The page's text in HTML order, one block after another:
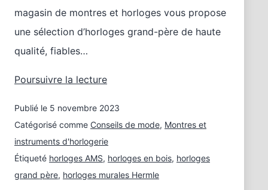
magasin de montres et horloges vous propose
une sélection d’horloges grand-père de haute
qualité, fiables…
Poursuivre la lectureHorloges
père
comme
au
temps
grand-
Publié le 5 novembre 2023
Catégorisé comme Conseils de mode, Montres et
instruments d'horlogerie
Étiqueté horloges AMS, horloges en bois, horloges
grand père, horloges murales Hermle